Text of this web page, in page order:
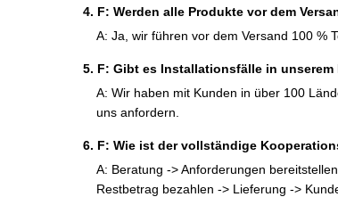
4. F: Werden alle Produkte vor dem
A: Ja, wir führen vor dem Versand 100 %
5. F: Gibt es Installationsfälle in unserem
A: Wir haben mit Kunden in über 100
uns anfordern.
6. F: Wie ist der vollständige
A: Beratung -> Anforderungen
Restbetrag bezahlen -> Lieferung ->